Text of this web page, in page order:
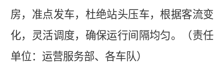
房，准点发车，杜绝站头压车，根据客流变
化，灵活调度，确保运行间隔均匀。（责任
单位：运营服务部、各车队）